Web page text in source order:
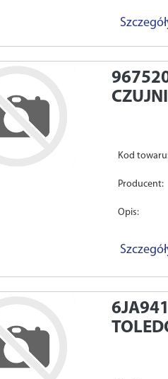
Kod
Producent:
Opis: